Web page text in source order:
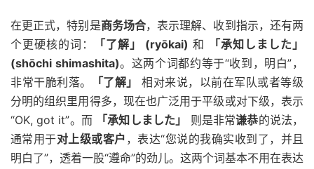
在更正式，特别是商务场合，表示理解、收到指示，还有两
个更硬核的词：
「了解」 (ryōkai) 和
「承知しました」
(shōchi shimashita)。这两个词都约等于“收到，明白”，
非常干脆利落。
「了解」
相对来说，以前在军队或者等级
分明的组织里用得多，现在也广泛用于平级或对下级，表示
“OK, got it”。而
「承知しました」 则是非常谦恭的说法，
通常用于对上级或客户 ，表达“您说的我确实收到了，并且
明白了”，透着一股“遵命”的劲儿。这两个词基本不用在表达